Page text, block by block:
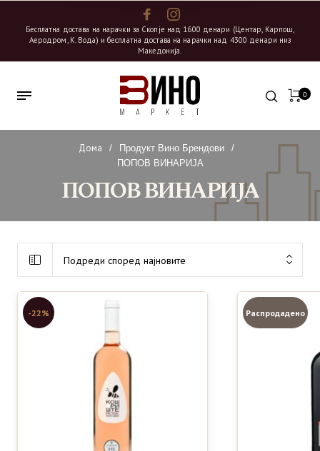
Бесплатна достава на нарачки за Скопје над 1600 денари (Центар, Карпош,
Аеродром, К. Вода) и бесплатна достава на нарачки над 4300 денари низ
Македонија.
0
Дома / Продукт Вино Брендови
/
ПОПОВ ВИНАРИЈА
ПОПОВ ВИНАРИЈА
Подреди според најновите
-22% Распродадено